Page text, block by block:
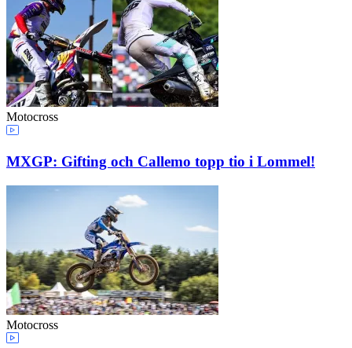
Motocross
MXGP: Gifting och Callemo topp tio i Lommel!
Motocross